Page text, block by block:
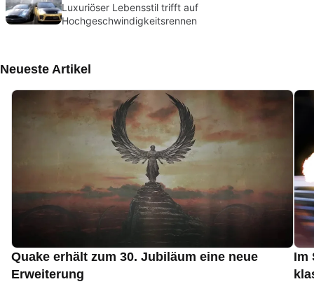
Luxuriöser Lebensstil trifft auf
Hochgeschwindigkeitsrennen
Neueste Artikel
Quake erhält zum 30. Jubiläum eine neue
Erweiterung
Im